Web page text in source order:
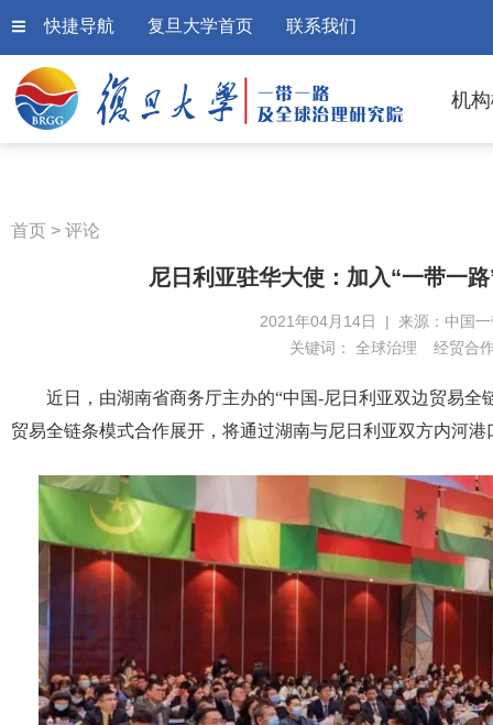
快捷导航 复旦大学首页 联系我们
机
首页 > 评论
尼日利亚驻华大使：加入“一带一
2021年04月14日 | 来源：中国
关键词： 全球治理 经贸合
近日，由湖南省商务厅主办的“中国-尼日利亚双边贸易
贸易全链条模式合作展开，将通过湖南与尼日利亚双方内河